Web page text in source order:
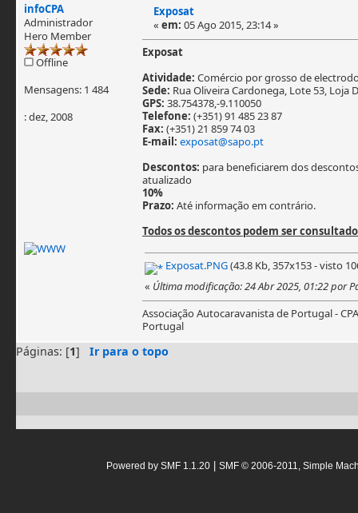
infoCPA
Administrador
Hero Member
Offline
Mensagens: 1 484
: dez, 2008
Exposat
« em: 05 Ago 2015, 23:14 »
Exposat
Atividade: Comércio por grosso de
Sede: Rua Oliveira Cardonega, Lote 53, Loja
GPS: 38.754378,-9.110050
Telefone: (+351) 91 485 23 87
Fax: (+351) 21 859 74 03
E-mail: exposat@sapo.pt
Descontos: para beneficiarem dos
atualizado
10%
Prazo: Até informação em contrário.
Todos os descontos podem ser
Exposat.PNG(43.8 Kb, 357x153 - visto
« Última modificação: 24 Abr 2025, 01:22 por
Associação Autocaravanista de Portugal - CPA
Portugal
Páginas: [1] Ir para o topo
Powered by SMF 1.1.20 | SMF © 2006-2011, Simple